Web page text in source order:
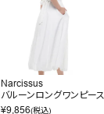
Narcissus
バルーンロングワンピース
¥9,856(税込)